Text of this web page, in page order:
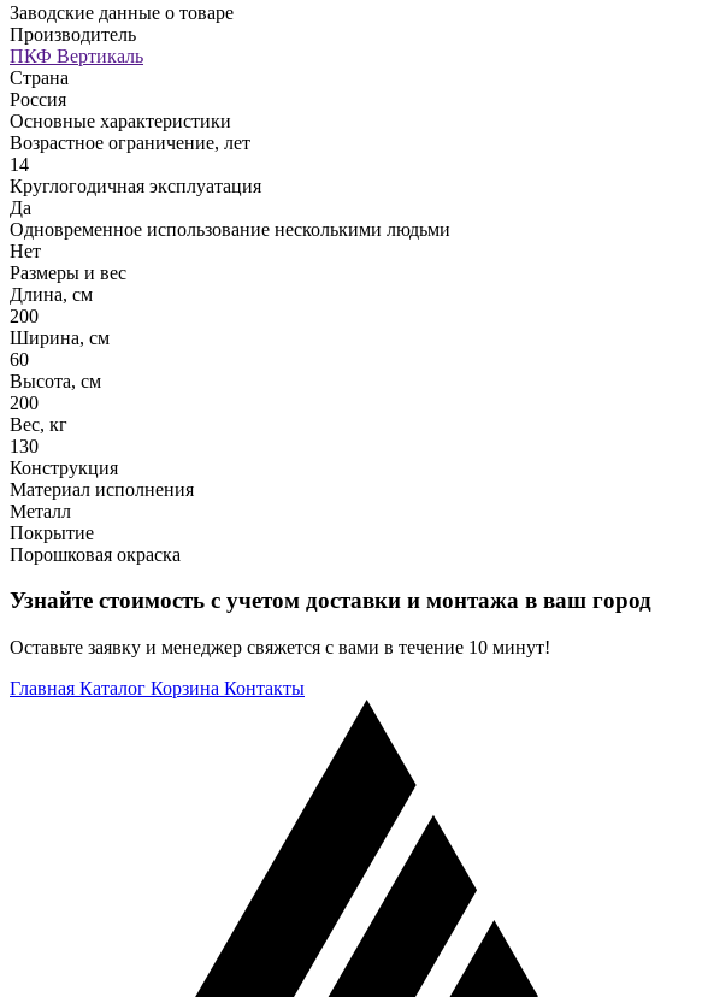
Заводские данные о товаре
Производитель
ПКФ Вертикаль
Страна
Россия
Основные характеристики
Возрастное ограничение, лет
14
Круглогодичная эксплуатация
Да
Одновременное использование несколькими людьми
Нет
Размеры и вес
Длина, см
200
Ширина, см
60
Высота, см
200
Вес, кг
130
Конструкция
Материал исполнения
Металл
Покрытие
Порошковая окраска
Узнайте стоимость с учетом доставки и монтажа в ваш город
Оставьте заявку и менеджер свяжется с вами в течение 10 минут!
Главная Каталог Корзина Контакты